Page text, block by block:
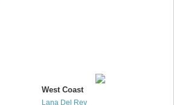
West Coast
Lana Del Rey